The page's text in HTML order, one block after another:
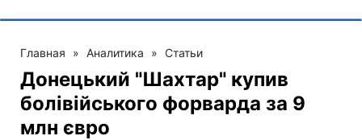
Главная » Аналитика » Статьи
Донецький "Шахтар" купив
болівійського форварда за 9
млн євро